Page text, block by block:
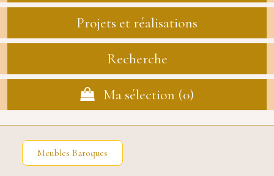
Projets et réalisations
Recherche
Ma sélection (0)
Meubles Baroques